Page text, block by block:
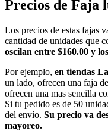
Precios de Faja
Los precios de estas fajas
cantidad de unidades que
oscilan entre $160.00 y
Por ejemplo, en tiendas
un lado, ofrecen una faja
ofrecen una mas sencilla
Si tu pedido es de 50
del envío. Su precio va
mayoreo.